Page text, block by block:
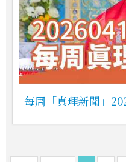
每周「真理新聞」